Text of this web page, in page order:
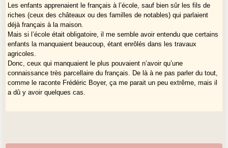
Les enfants apprenaient le français à l’école, sauf bien sûr les fils de
riches (ceux des châteaux ou des familles de notables) qui parlaient
déjà français à la maison.
Mais si l’école était obligatoire, il me semble avoir entendu que certains
enfants la manquaient beaucoup, étant enrôlés dans les travaux
agricoles.
Donc, ceux qui manquaient le plus pouvaient n’avoir qu’une
connaissance très parcellaire du français. De là à ne pas parler du tout,
comme le raconte Frédéric Boyer, ça me parait un peu extrême, mais il
a dû y avoir quelques cas.